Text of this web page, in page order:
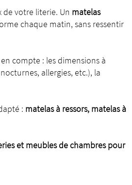
de votre literie. Un matelas
chaque matin, sans ressentir
compte : les dimensions à
allergies, etc.), la
: matelas à ressors, matelas à
et meubles de chambres pour